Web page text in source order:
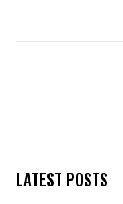
LATEST POSTS